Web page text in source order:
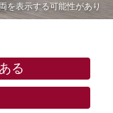
を表示する可能性があり
る